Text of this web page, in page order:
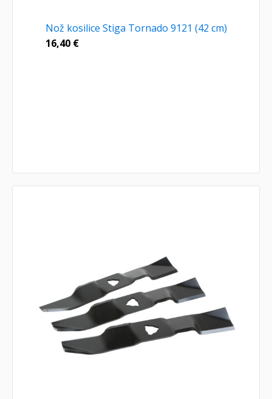
Nož kosilice Stiga Tornado 9121 (42 cm)
16,40 €